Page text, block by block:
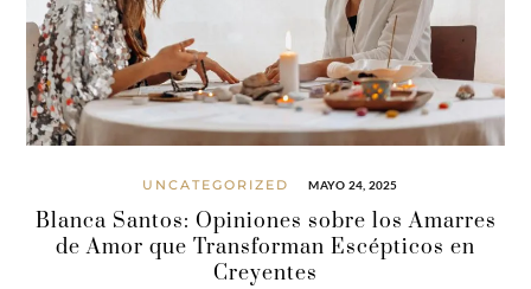
UNCATEGORIZED MAYO 24, 2025
Blanca Santos: Opiniones sobre los Amarres
de Amor que Transforman Escépticos en
Creyentes